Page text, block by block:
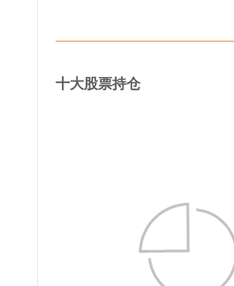
十大股票持仓